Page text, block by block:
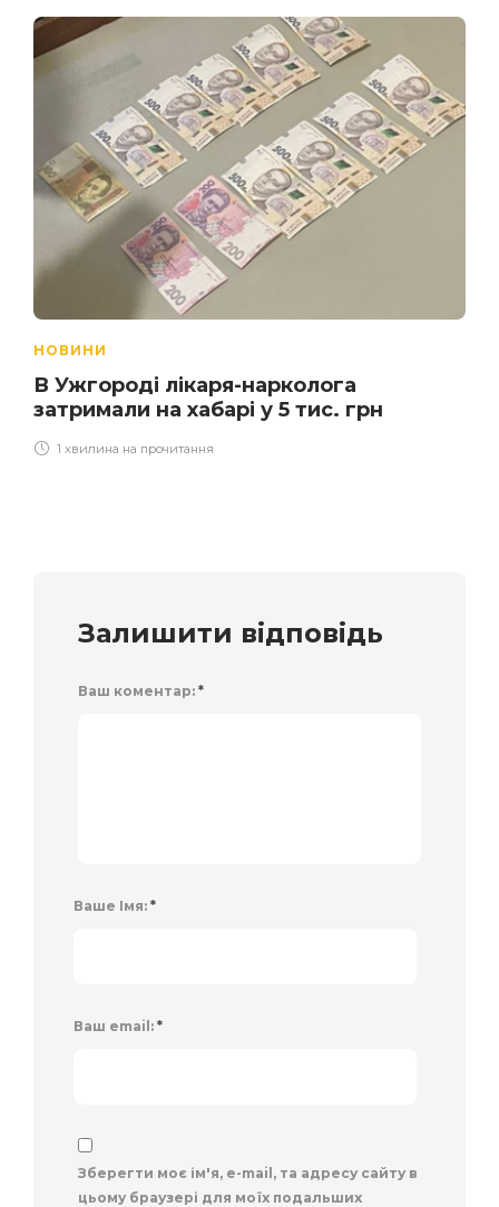
НОВИНИ
В Ужгороді лікаря-нарколога
затримали на хабарі у 5 тис. грн
1 хвилина на прочитання
Залишити відповідь
Ваш коментар: *
Ваше Імя: *
Ваш email: *
Зберегти моє ім'я, e-mail, та адресу сайту в
цьому браузері для моїх подальших